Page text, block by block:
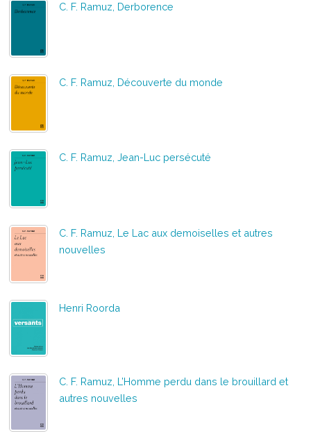
C. F. Ramuz, Derborence
C. F. Ramuz, Découverte du monde
C. F. Ramuz, Jean-Luc persécuté
C. F. Ramuz, Le Lac aux demoiselles et autres
nouvelles
Henri Roorda
C. F. Ramuz, L’Homme perdu dans le brouillard et
autres nouvelles